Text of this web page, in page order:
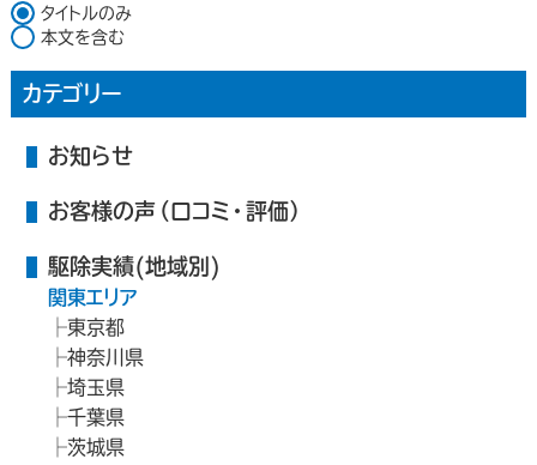
検索対象
タイトルのみ
本文を含む
カテゴリー
お知らせ
お客様の声（口コミ・評価）
駆除実績(地域別)
関東エリア
東京都
神奈川県
埼玉県
千葉県
茨城県